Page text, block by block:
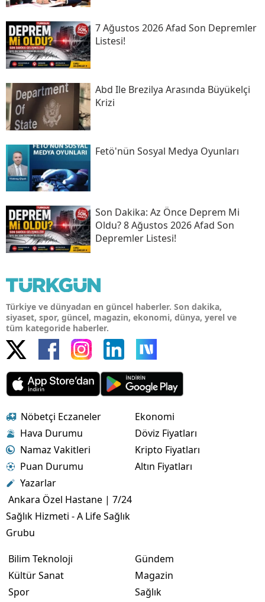
7 Ağustos 2026 Afad Son Depremler
Listesi!
Abd Ile Brezilya Arasında Büyükelçi
Krizi
Fetö'nün Sosyal Medya Oyunları
Son Daki̇ka: Az Önce Deprem Mi
Oldu? 8 Ağustos 2026 Afad Son
Depremler Listesi!
Türkiye ve dünyadan en güncel haberler. Son dakika,
siyaset, spor, güncel, magazin, ekonomi, dünya, yerel ve
tüm kategoride haberler.
Nöbetçi Eczaneler
Hava Durumu
Namaz Vakitleri
Puan Durumu
Yazarlar
Ankara Özel Hastane | 7/24
Sağlık Hizmeti - A Life Sağlık
Grubu
Ekonomi
Döviz Fiyatları
Kripto Fiyatları
Altın Fiyatları
Bilim Teknoloji
Kültür Sanat
Spor
Gündem
Magazin
Sağlık